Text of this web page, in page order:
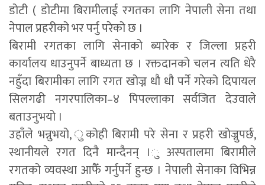
डोटी ( डोटीमा बिरामीलाई रगतका लागि नेपाली सेना तथा
नेपाल प्रहरीको भर पर्नु परेको छ ।
बिरामी रगतका लागि सेनाको ब्यारेक र जिल्ला प्रहरी
कार्यालय धाउनुपर्ने बाध्यता छ । रक्तदानको चलन त्यति धेरै
नहुँदा बिरामीका लागि रगत खोज्न धौ धौ पर्ने गरेको दिपायल
सिलगढी नगरपालिका–४ पिपल्लाका सर्वजित देउवाले
बताउनुभयो ।
उहाँले भन्नुभयो, ुकोही बिरामी परे सेना र प्रहरी खोज्नुपर्छ,
स्थानीयले रगत दिनै मान्दैनन् ।ु अस्पतालमा बिरामीले
रगतको व्यवस्था आफैँ गर्नुपर्ने हुन्छ । नेपाली सेनाका विभिन्न